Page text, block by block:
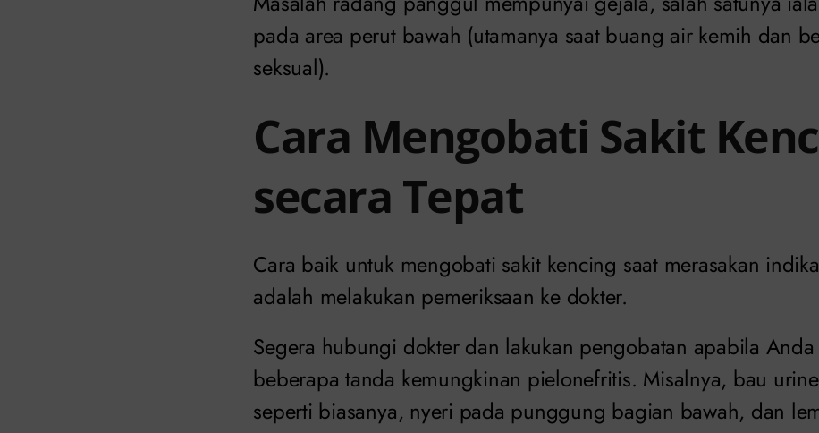
pada area perut bawah (utamanya saat buang air kemih dan
seksual).
Cara Mengobati Sakit
secara Tepat
Cara baik untuk mengobati sakit kencing saat merasakan
adalah melakukan pemeriksaan ke dokter.
Segera hubungi dokter dan lakukan pengobatan apabila
beberapa tanda kemungkinan pielonefritis. Misalnya, bau
seperti biasanya, nyeri pada punggung bagian bawah, dan